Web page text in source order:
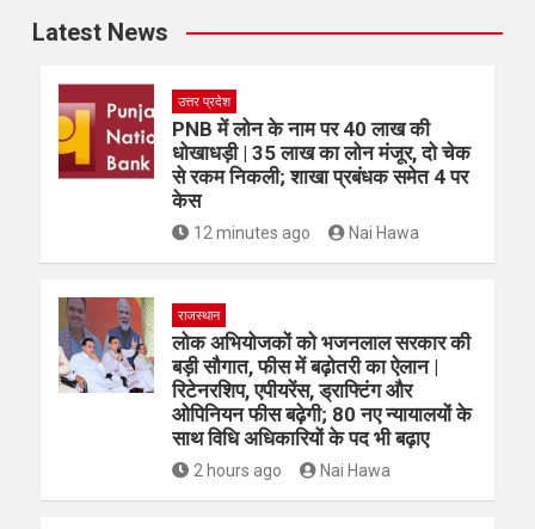
Latest News
उत्तर प्रदेश
PNB में लोन के नाम पर 40 लाख की
धोखाधड़ी | 35 लाख का लोन मंजूर, दो चेक
से रकम निकली; शाखा प्रबंधक समेत 4 पर
केस
12 minutes ago Nai Hawa
राजस्थान
लोक अभियोजकों को भजनलाल सरकार की
बड़ी सौगात, फीस में बढ़ोतरी का ऐलान |
रिटेनरशिप, एपीयरेंस, ड्राफ्टिंग और
ओपिनियन फीस बढ़ेगी; 80 नए न्यायालयों के
साथ विधि अधिकारियों के पद भी बढ़ाए
2 hours ago Nai Hawa